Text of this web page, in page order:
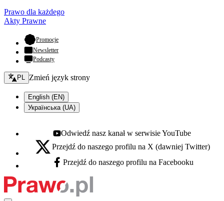
Prawo dla każdego
Akty Prawne
Promocje- otwiera się w nowej karcie
Newsletter
Podcasty
Zmień język - bieżący:
PL Zmień język strony
English (EN)
Українська (UA)
Youtube - otwiera się w nowej karcie
Odwiedź nasz kanał w serwisie YouTube
X - otwiera się w nowej karcie
Przejdź do naszego profilu na X (dawniej Twitter)
Facebook - otwiera się w nowej karcie
Przejdź do naszego profilu na Facebooku